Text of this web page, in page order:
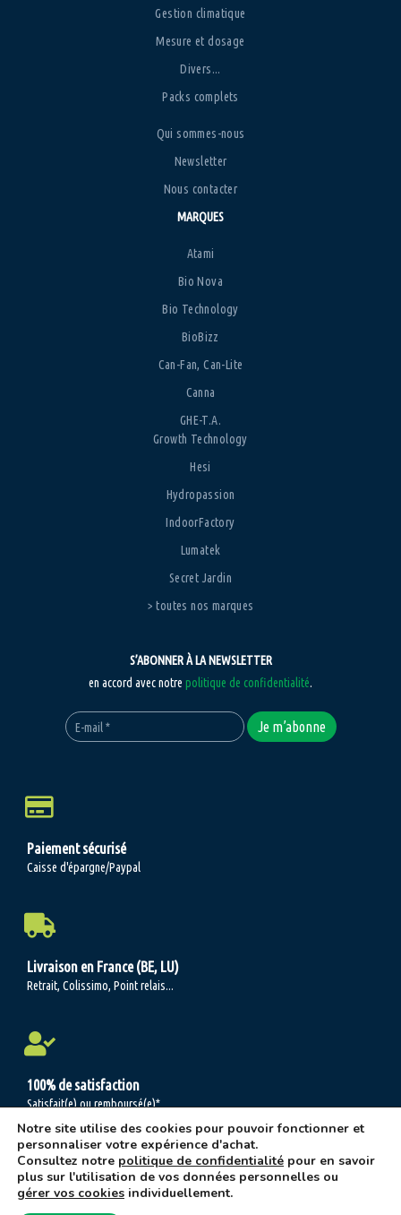
Gestion climatique
Mesure et dosage
Divers...
Packs complets
Qui sommes-nous
Newsletter
Nous contacter
MARQUES
Atami
Bio Nova
Bio Technology
BioBizz
Can-Fan, Can-Lite
Canna
GHE-T.A.
Growth Technology
Hesi
Hydropassion
IndoorFactory
Lumatek
Secret Jardin
> toutes nos marques
S’ABONNER À LA NEWSLETTER
en accord avec notre politique de confidentialité.
Paiement sécurisé
Caisse d'épargne/Paypal
Livraison en France (BE, LU)
Retrait, Colissimo, Point relais...
100% de satisfaction
Satisfait(e) ou remboursé(e)*
Les jardins 2 demain © 2004-2026 -C.G.V.-Mentions légales/Politique de
confidentialitéψ Réalisation:Oh là là, Bravo ! Agence
Notre site utilise des cookies pour pouvoir fonctionner et
personnaliser votre expérience d'achat.
Consultez notre politique de confidentialité pour en savoir
plus sur l'utilisation de vos données personnelles ou
gérer vos cookies individuellement.